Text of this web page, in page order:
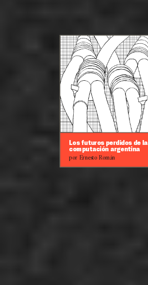
Los futuros perdidos de la
computación argentina
por Ernesto Román